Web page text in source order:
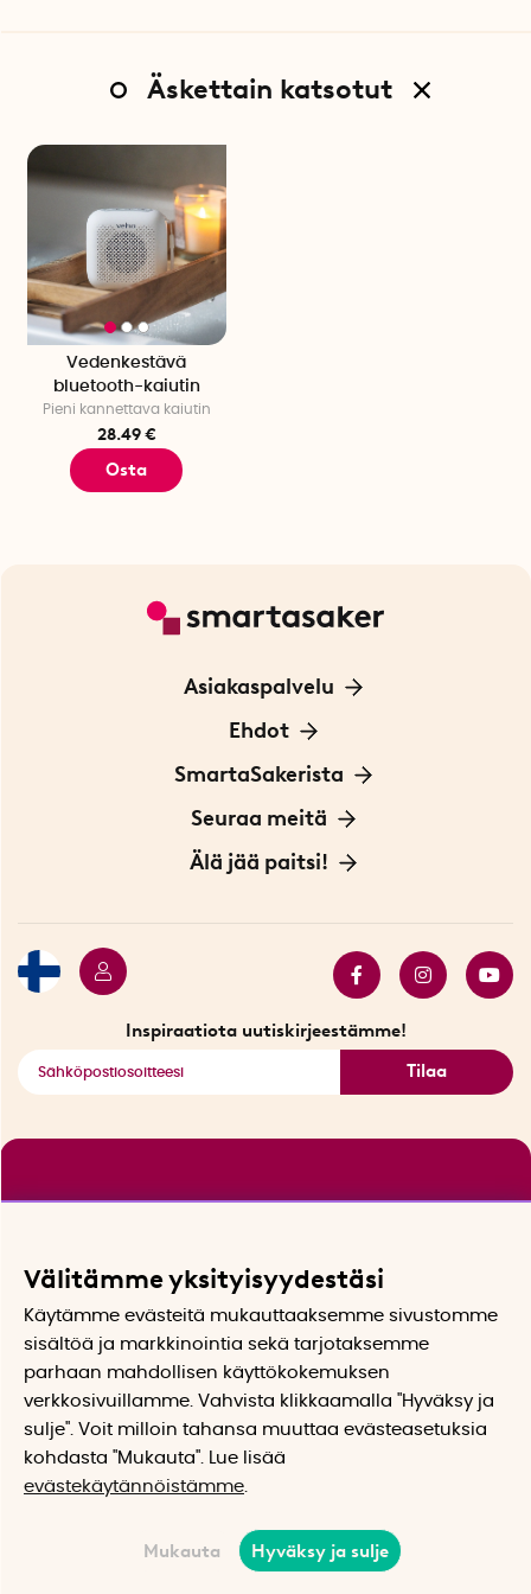
Äskettain katsotut
Vedenkestävä
bluetooth-kaiutin
Pieni kannettava kaiutin
28.49 €
Osta
Asiakaspalvelu
Ota yhteyttä
Ehdot
Tietoa evästeistä
Yksityisyydensuoja
Sopimusehdot
SmartaSakerista
Meistä
Myymälä Tukholmassa
Seuraa meitä
Innovaattoriblogi
Älä jää paitsi!
Inspiraatiota uutiskirjeestämme!
Tilaa
Välitämme yksityisyydestäsi
Käytämme evästeitä mukauttaaksemme sivustomme
sisältöä ja markkinointia sekä tarjotaksemme
parhaan mahdollisen käyttökokemuksen
verkkosivuillamme. Vahvista klikkaamalla "Hyväksy ja
sulje". Voit milloin tahansa muuttaa evästeasetuksia
kohdasta "Mukauta". Lue lisää
evästekäytännöistämme
Mukauta Hyväksy ja sulje